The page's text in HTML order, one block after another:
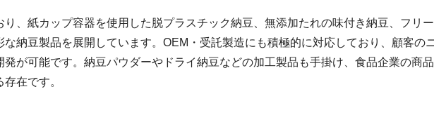
、紙カップ容器を使用した脱プラスチック納豆、無添加たれの味付き納豆、フリ
な納豆製品を展開しています。OEM・受託製造にも積極的に対応しており、顧客の
発が可能です。納豆パウダーやドライ納豆などの加工製品も手掛け、食品企業の商
在です。